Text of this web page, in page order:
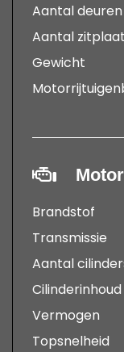
Aantal deuren
Aantal
Gewicht
Brandstof
Transmissie
Aantal
Cilinderinhoud
Vermogen
Topsnelheid